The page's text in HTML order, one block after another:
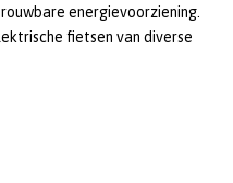
energievoorziening.
fietsen van diverse